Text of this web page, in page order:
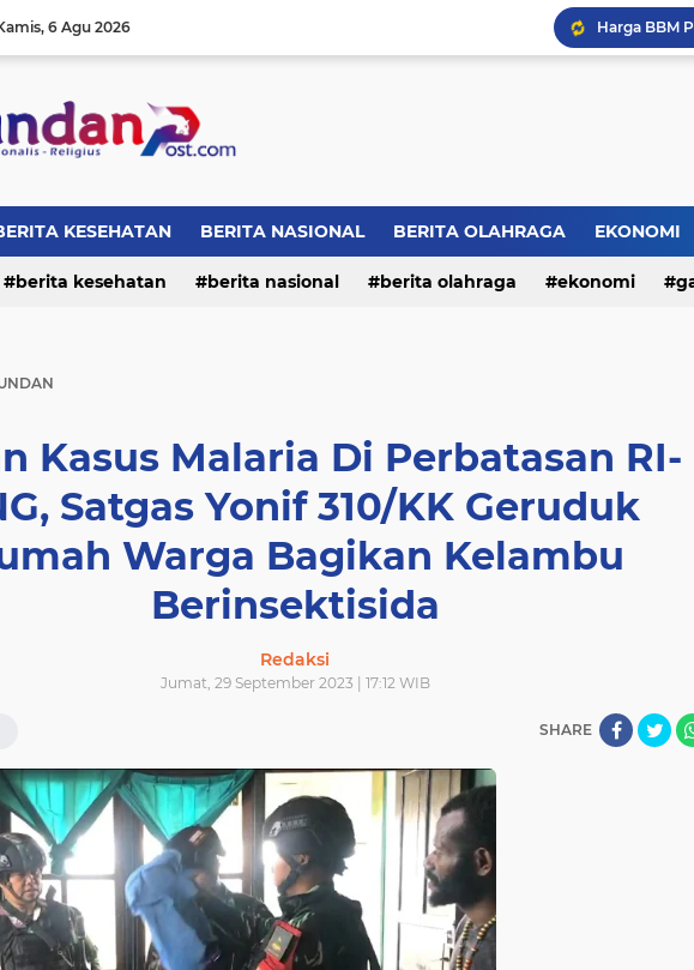
6 Agu 2026
KESEHATAN BERITA NASIONAL BERITA OLAHRAGA EKONOMI
berita kesehatan berita nasional berita olahraga ekonomi
Kasus Malaria Di Perbatasan RI-
Satgas Yonif 310/KK Geruduk
Warga Bagikan Kelambu
Berinsektisida
Redaksi
Jumat, 29 September 2023 | 17:12 WIB
SHARE